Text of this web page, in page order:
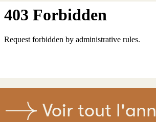
Voir tout